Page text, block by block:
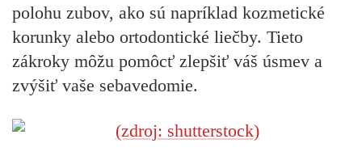
polohu zubov, ako sú napríklad kozmetické
korunky alebo ortodontické liečby. Tieto
zákroky môžu pomôcť zlepšiť váš úsmev a
zvýšiť vaše sebavedomie.